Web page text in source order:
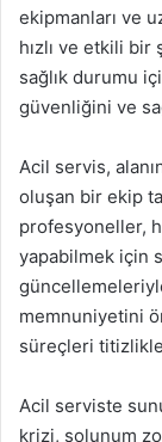
ekipmanları ve
hızlı ve etkili
sağlık durumu
güvenliğini ve
Acil servis,
oluşan bir ekip
profesyoneller,
yapabilmek için
memnuniyetini
süreçleri
Acil serviste
krizi, solunum